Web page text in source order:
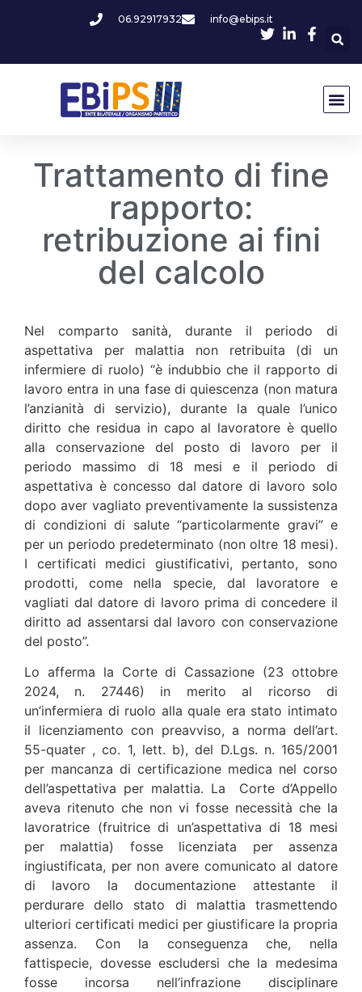
06.92917932 info@ebips.it
Trattamento di fine
rapporto:
retribuzione ai fini
del calcolo
Nel comparto sanità, durante il periodo di
aspettativa per malattia non retribuita (di un
infermiere di ruolo) “è indubbio che il rapporto di
lavoro entra in una fase di quiescenza (non matura
l’anzianità di servizio), durante la quale l’unico
diritto che residua in capo al lavoratore è quello
alla conservazione del posto di lavoro per il
periodo massimo di 18 mesi e il periodo di
aspettativa è concesso dal datore di lavoro solo
dopo aver vagliato preventivamente la sussistenza
di condizioni di salute “particolarmente gravi” e
per un periodo predeterminato (non oltre 18 mesi).
I certificati medici giustificativi, pertanto, sono
prodotti, come nella specie, dal lavoratore e
vagliati dal datore di lavoro prima di concedere il
diritto ad assentarsi dal lavoro con conservazione
del posto”.
Lo afferma la Corte di Cassazione (23 ottobre
2024, n. 27446) in merito al ricorso di
un’infermiera di ruolo alla quale era stato intimato
il licenziamento con preavviso, a norma dell’art.
55-quater , co. 1, lett. b), del D.Lgs. n. 165/2001
per mancanza di certificazione medica nel corso
dell’aspettativa per malattia. La Corte d’Appello
aveva ritenuto che non vi fosse necessità che la
lavoratrice (fruitrice di un’aspettativa di 18 mesi
per malattia) fosse licenziata per assenza
ingiustificata, per non avere comunicato al datore
di lavoro la documentazione attestante il
perdurare dello stato di malattia trasmettendo
ulteriori certificati medici per giustificare la propria
assenza. Con la conseguenza che, nella
fattispecie, dovesse escludersi che la medesima
fosse incorsa nell’infrazione disciplinare